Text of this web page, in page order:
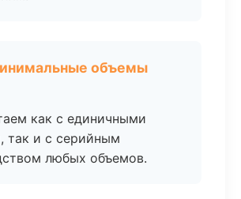
объемы
как с единичными
так и с серийным
любых объемов.